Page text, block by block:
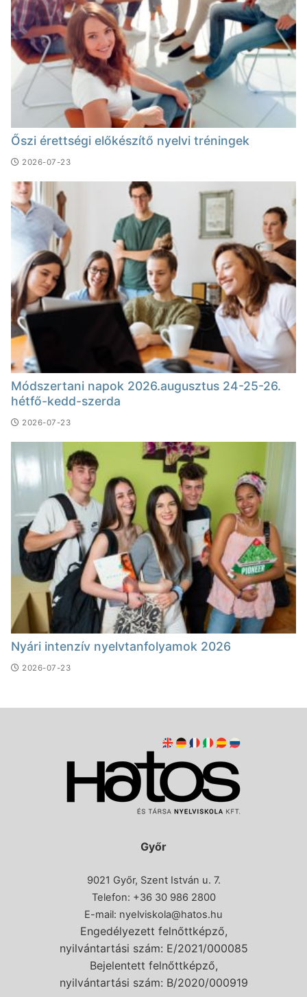
Gyermektanfolyamok
Újlatin és orosz nyelv
Keresése:
Őszi érettségi előkészítő nyelvi tréningek
2026-07-23
Módszertani napok 2026.augusztus 24-25-26.
hétfő-kedd-szerda
2026-07-23
Nyári intenzív nyelvtanfolyamok 2026
2026-07-23
Győr
9021 Győr, Szent István u. 7.
Telefon: +36 30 986 2800
E-mail: nyelviskola@hatos.hu
Engedélyezett felnőttképző,
nyilvántartási szám: E/2021/000085
Bejelentett felnőttképző,
nyilvántartási szám: B/2020/000919